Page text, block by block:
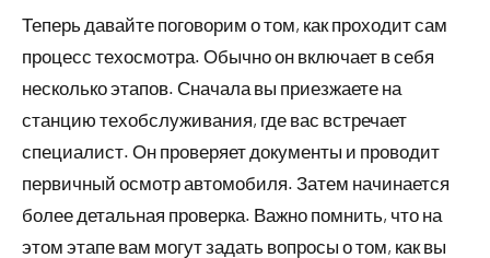
Теперь давайте поговорим о том, как проходит сам
процесс техосмотра. Обычно он включает в себя
несколько этапов. Сначала вы приезжаете на
станцию техобслуживания, где вас встречает
специалист. Он проверяет документы и проводит
первичный осмотр автомобиля. Затем начинается
более детальная проверка. Важно помнить, что на
этом этапе вам могут задать вопросы о том, как вы